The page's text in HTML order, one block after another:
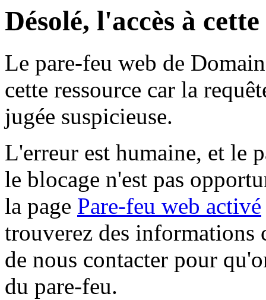
Désolé, l'accès à
Le pare-feu web de
cette ressource car la
jugée suspicieuse.
L'erreur est humaine, et le
le blocage n'est pas
la page Pare-feu web activé
trouverez des informations
de nous contacter pour
du pare-feu.